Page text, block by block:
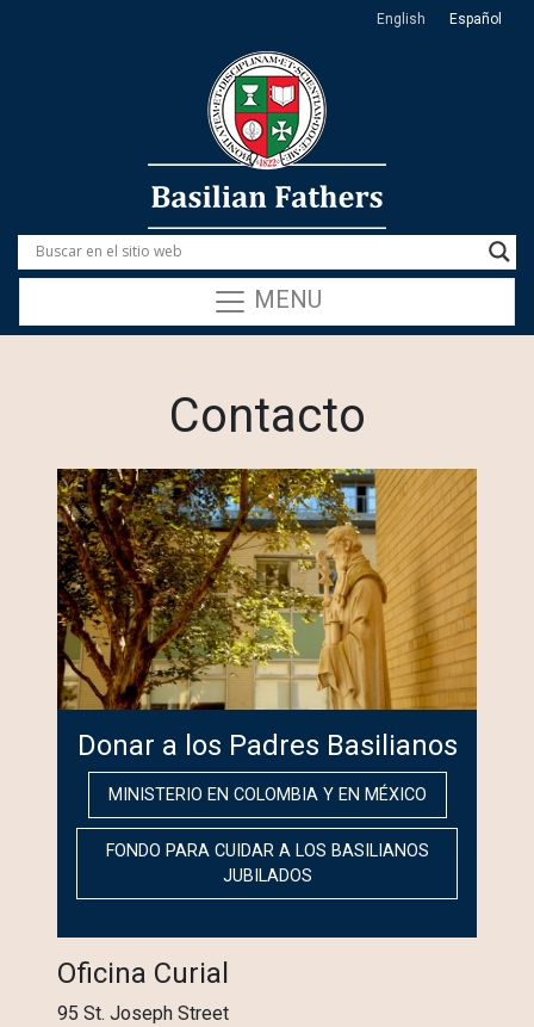
English Español
MENU
Contacto
Donar a los Padres Basilianos
MINISTERIO EN COLOMBIA Y EN MÉXICO
FONDO PARA CUIDAR A LOS BASILIANOS
JUBILADOS
Oficina Curial
95 St. Joseph Street